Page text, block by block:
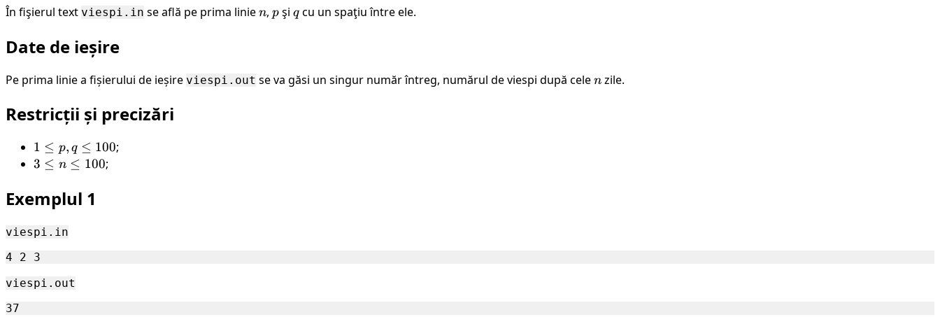
În fişierul text viespi.in se află pe prima linien
n, p
p şi q
qcu un spaţiu între ele.
Date de ieșire
Pe prima linie a fișierului de ieșire viespi.out se va găsi un singur număr întreg, numărul de viespi după celen
n zile.
Restricții și precizări
1
\leq
\leq
100
1 ≤ p, q ≤ 100;
3
n
\leq
100
3 ≤ n ≤ 100;
Exemplul 1
viespi.in
viespi.out